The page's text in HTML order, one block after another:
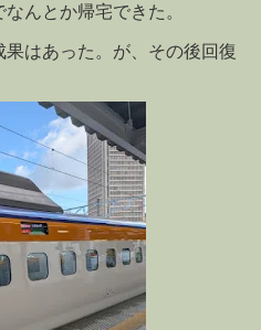
んとか帰宅できた。
はあった。が、その後回復